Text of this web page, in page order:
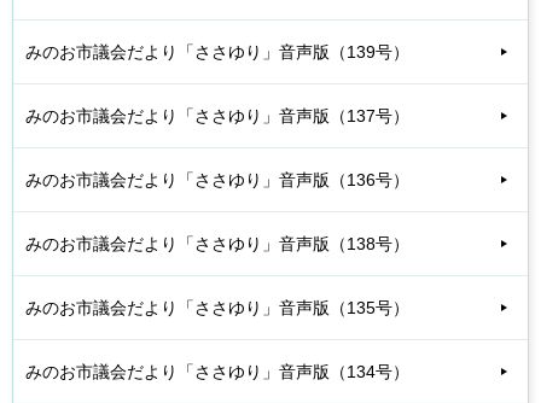
みのお市議会だより「ささゆり」音声版（139号）
みのお市議会だより「ささゆり」音声版（137号）
みのお市議会だより「ささゆり」音声版（136号）
みのお市議会だより「ささゆり」音声版（138号）
みのお市議会だより「ささゆり」音声版（135号）
みのお市議会だより「ささゆり」音声版（134号）